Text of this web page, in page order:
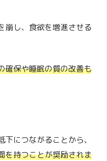
崩し、食欲を増進させる
確保や睡眠の質の改善も
につながることから、
を持つことが奨励されま